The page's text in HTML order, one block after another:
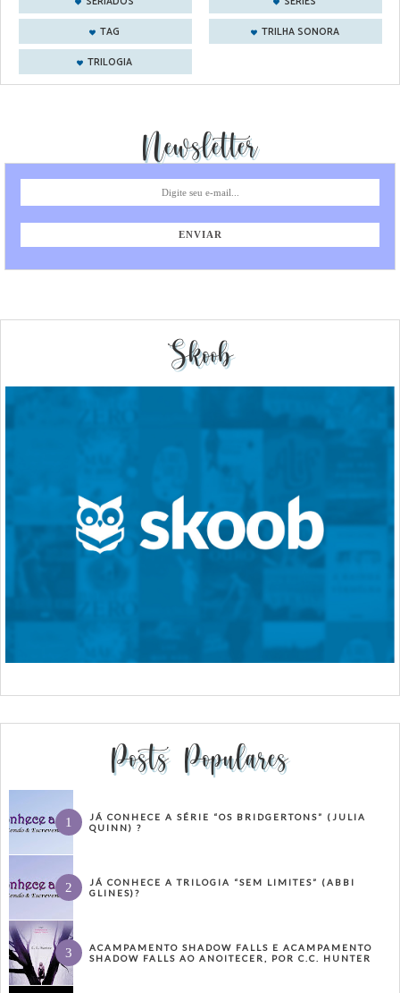
TAG
TRILHA SONORA
TRILOGIA
Newsletter
Skoob
Posts Populares
JÁ CONHECE A SÉRIE “OS BRIDGERTONS” (JULIA
QUINN) ?
JÁ CONHECE A TRILOGIA “SEM LIMITES” (ABBI
GLINES)?
ACAMPAMENTO SHADOW FALLS E ACAMPAMENTO
SHADOW FALLS AO ANOITECER, POR C.C. HUNTER